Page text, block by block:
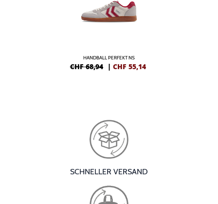
HANDBALL PERFEKT NS
CHF 68,94 | CHF 55,14
SCHNELLER VERSAND